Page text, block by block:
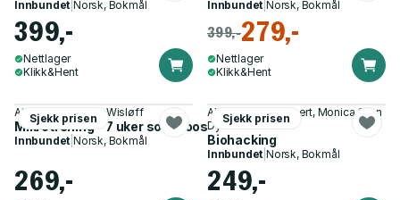
Innbundet |Norsk, Bokmål
399,-
Nettlager
Klikk&Hent
Innbundet |Norsk, Bokmål
399,-279,-
Nettlager
Klikk&Hent
Sjekk prisen
Atefe R. Tari, Ulrik Wisløff
Mikrotrening - 7 uker som booster kondis og styrke
Innbundet |Norsk, Bokmål
269,-
Sjekk prisen
Alette Sophie Aubert, Monica Øien
Dyvi
Biohacking
Innbundet |Norsk, Bokmål
249,-